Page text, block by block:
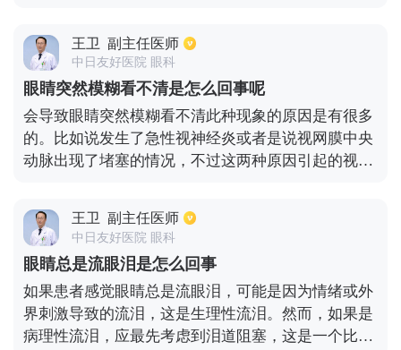
极的治疗，当经常出现咳嗽有痰的情况下，患者应该
在平时注意不要大声说话，不要吃过咸、辛辣、过甜
的食物，以免导致咳嗽症状加重。
王卫 副主任医师
中日友好医院 眼科
眼睛突然模糊看不清是怎么回事呢
会导致眼睛突然模糊看不清此种现象的原因是有很多
的。比如说发生了急性视神经炎或者是说视网膜中央
动脉出现了堵塞的情况，不过这两种原因引起的视力
并发症。如果患上了急性闭角型青光眼的话，也是会
导致眼睛突然模糊看不清的情况的，不过一般都会伴
随着眼球部位胀痛，而且还会发生恶心呕吐。若是出
现了眼底出血的症状，也会引起此种现象的发生，而
且眼前还会出现大量的活动性的黑影。视力问题是尤
其重要的，出现视物模糊的情况时，应该注意及时去
正规的医院就诊。
王卫 副主任医师
中日友好医院 眼科
眼睛总是流眼泪是怎么回事
如果患者感觉眼睛总是流眼泪，可能是因为情绪或外
界刺激导致的流泪，这是生理性流泪。然而，如果是
病理性流泪，应最先考虑到泪道阻塞，这是一个比较